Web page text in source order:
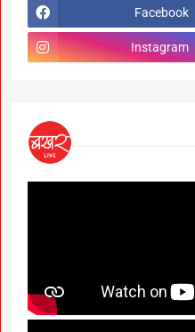
Facebook
Instagram